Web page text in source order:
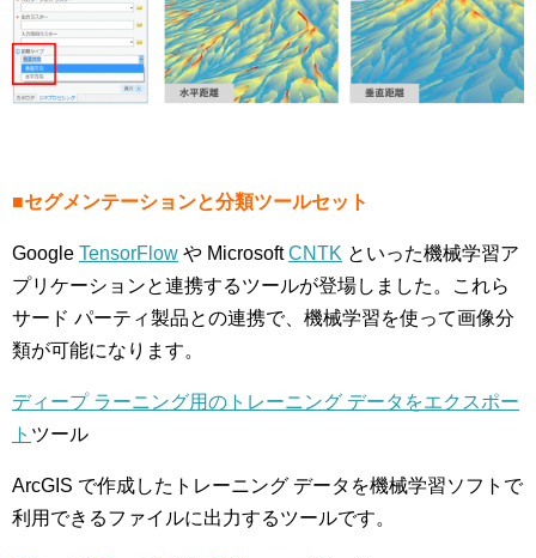
■セグメンテーションと分類ツールセット
Google TensorFlow や MicrosoftCNTK といった機械学習ア
プリケーションと連携するツールが登場しました。これら
サード パーティ製品との連携で、機械学習を使って画像分
類が可能になります。
ディープ ラーニング用のトレーニング データをエクスポー
ト ツール
ArcGIS で作成したトレーニング データを機械学習ソフトで
利用できるファイルに出力するツールです。